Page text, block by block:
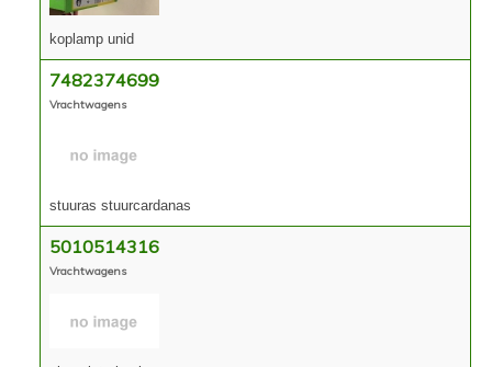
koplamp unid
7482374699
Vrachtwagens
stuuras stuurcardanas
5010514316
Vrachtwagens